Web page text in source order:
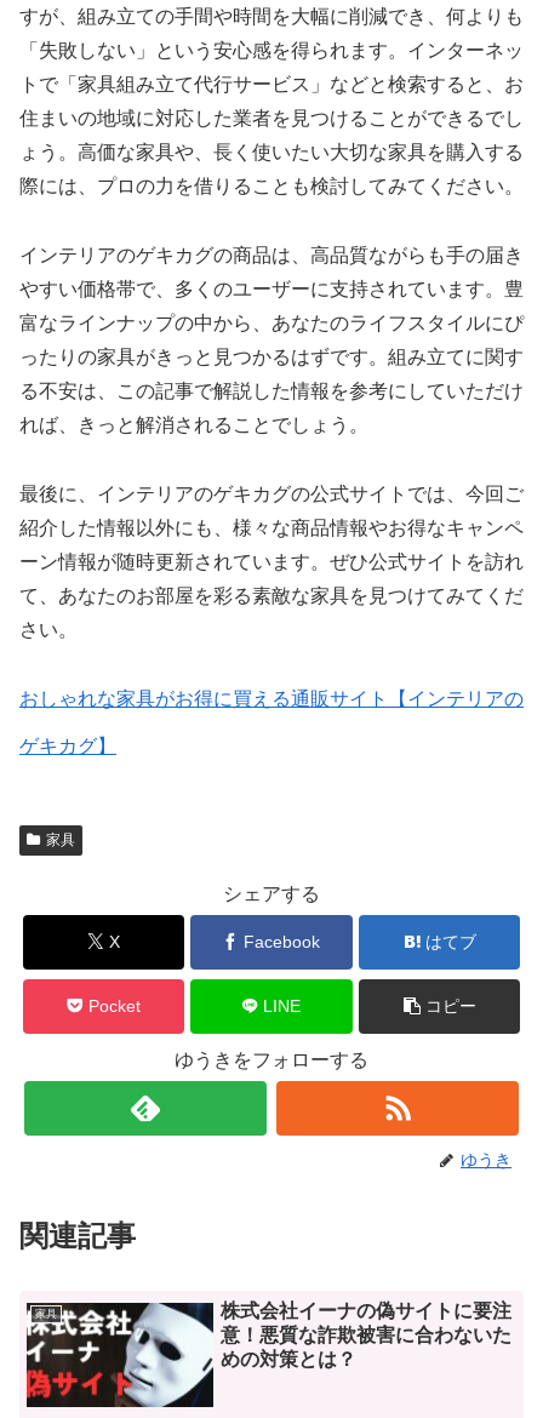
すが、組み立ての手間や時間を大幅に削減でき、何よりも
「失敗しない」という安心感を得られます。インターネッ
トで「家具組み立て代行サービス」などと検索すると、お
住まいの地域に対応した業者を見つけることができるでし
ょう。高価な家具や、長く使いたい大切な家具を購入する
際には、プロの力を借りることも検討してみてください。
インテリアのゲキカグの商品は、高品質ながらも手の届き
やすい価格帯で、多くのユーザーに支持されています。豊
富なラインナップの中から、あなたのライフスタイルにぴ
ったりの家具がきっと見つかるはずです。組み立てに関す
る不安は、この記事で解説した情報を参考にしていただけ
れば、きっと解消されることでしょう。
最後に、インテリアのゲキカグの公式サイトでは、今回ご
紹介した情報以外にも、様々な商品情報やお得なキャンペ
ーン情報が随時更新されています。ぜひ公式サイトを訪れ
て、あなたのお部屋を彩る素敵な家具を見つけてみてくだ
さい。
おしゃれな家具がお得に買える通販サイト【インテリアの
ゲキカグ】
家具
シェアする
X Facebook はてブ
Pocket LINE コピー
ゆうきをフォローする
ゆうき
関連記事
家具
株式会社イーナの偽サイトに要注
意！悪質な詐欺被害に合わないた
めの対策とは？